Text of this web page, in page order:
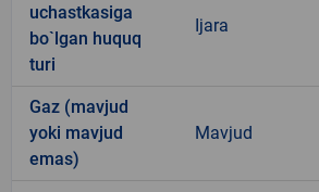
uchastkasiga
bo`lgan huquq
turi
Ijara
Gaz (mavjud
yoki mavjud
emas)
Mavjud